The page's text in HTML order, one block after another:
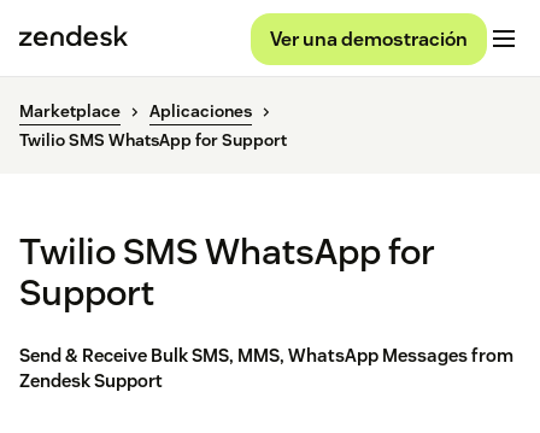
Ver una demostración
Marketplace
Aplicaciones
Twilio SMS WhatsApp for Support
Twilio SMS WhatsApp for
Support
Send & Receive Bulk SMS, MMS, WhatsApp Messages from
Zendesk Support